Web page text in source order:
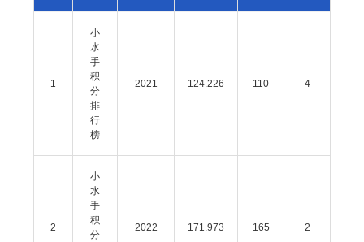
1
小
水
手
积
分
排
行
榜
2021 124.226 110 4
2
小
水
手
积
分
2022 171.973 165 2